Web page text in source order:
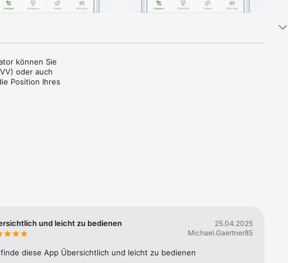
können Sie
oder auch
Position Ihres
sowie
(VISA,
springen,
sein: Ein-
und leicht zu bedienen
25.04.2025
Michael.Gaertner85
finde diese App Übersichtlich und leicht zu bedienen